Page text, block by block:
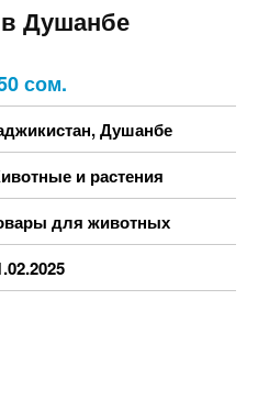
в Душанбе
сом.
,Душанбе
и растения
для животных